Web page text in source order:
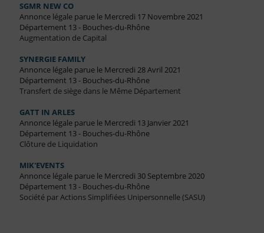
SGMR NEW CO
Annonce légale parue le Mercredi 17 Novembre 2021
Département 13 - Bouches-du-Rhône
Augmentation de Capital
SYNERGIE FAMILY
Annonce légale parue le Mercredi 28 Avril 2021
Département 13 - Bouches-du-Rhône
Transfert de siège dans le Même Département
GATT IN ARLES
Annonce légale parue le Mercredi 13 Janvier 2021
Département 13 - Bouches-du-Rhône
Clôture de Liquidation
MIK'EVENTS
Annonce légale parue le Mercredi 30 Septembre 2020
Département 13 - Bouches-du-Rhône
Société par Actions Simplifiées Unipersonnelle (SASU)